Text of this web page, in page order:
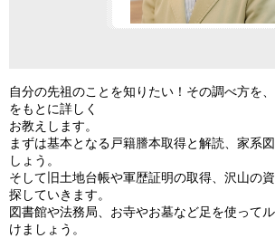
自分の先祖のことを知りたい！その調べ方を
をもとに詳しく
お教えします。
まずは基本となる戸籍謄本取得と解読、家系
しょう。
そして旧土地台帳や軍歴証明の取得、沢山の
探していきます。
図書館や法務局、お寺やお墓など足を使って
けましょう。